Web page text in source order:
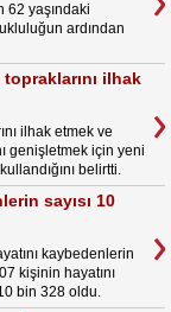
62 yaşındaki
ardından
ilhak
ilhak etmek ve
genişletmek için yeni
belirtti.
sayısı 10
kaybedenlerin
kişinin hayatını
bin 328 oldu.